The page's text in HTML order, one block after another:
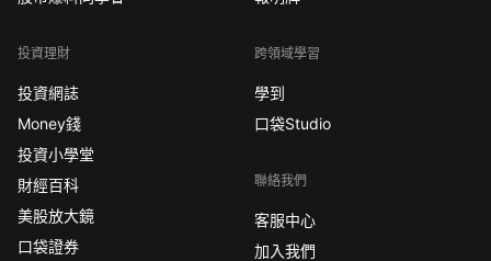
投資理財
投資網誌
Money錢
投資小學堂
財經百科
美股放大鏡
口袋證券
跨領域學習
學到
口袋Studio
聯絡我們
客服中心
加入我們